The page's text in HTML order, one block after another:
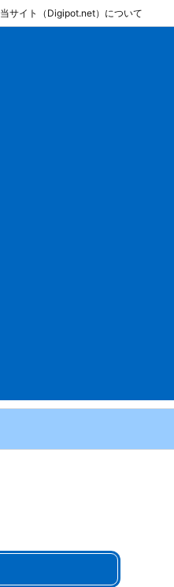
当サイト（Digipot.net）について